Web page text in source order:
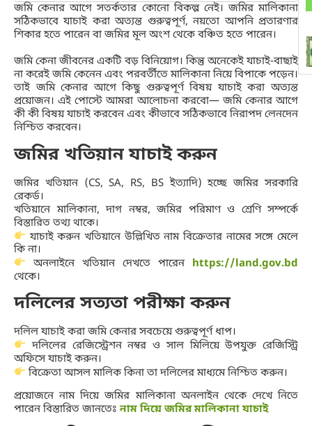
জমি কেনার আগে সতর্কতার কোনো বিকল্প নেই। জমির মালিকানা
সঠিকভাবে যাচাই করা অত্যন্ত গুরুত্বপূর্ণ, নয়তো আপনি প্রতারণার
শিকার হতে পারেন বা জমির মূল অংশ থেকে বঞ্চিত হতে পারেন।
জমি কেনা জীবনের একটি বড় বিনিয়োগ। কিন্তু অনেকেই যাচাই-বাছাই
না করেই জমি কেনেন এবং পরবর্তীতে মালিকানা নিয়ে বিপাকে পড়েন।
তাই জমি কেনার আগে কিছু গুরুত্বপূর্ণ বিষয় যাচাই করা অত্যন্ত
প্রয়োজন। এই পোস্টে আমরা আলোচনা করবো— জমি কেনার আগে
কী কী বিষয় যাচাই করবেন এবং কীভাবে সঠিকভাবে নিরাপদ লেনদেন
নিশ্চিত করবেন।
জমির খতিয়ান যাচাই করুন
জমির খতিয়ান (CS, SA, RS, BS ইত্যাদি) হচ্ছে জমির সরকারি
রেকর্ড।
খতিয়ানে মালিকানা, দাগ নম্বর, জমির পরিমাণ ও শ্রেণি সম্পর্কে
বিস্তারিত তথ্য থাকে।
যাচাই করুন খতিয়ানে উল্লিখিত নাম বিক্রেতার নামের সঙ্গে মেলে
কি না।
অনলাইনে খতিয়ান দেখতে পারেন https://land.gov.bd
থেকে।
দলিলের সত্যতা পরীক্ষা করুন
দলিল যাচাই করা জমি কেনার সবচেয়ে গুরুত্বপূর্ণ ধাপ।
দলিলের রেজিস্ট্রেশন নম্বর ও সাল মিলিয়ে উপযুক্ত রেজিস্ট্রি
অফিসে যাচাই করুন।
বিক্রেতা আসল মালিক কিনা তা দলিলের মাধ্যমে নিশ্চিত করুন।
প্রয়োজনে নাম দিয়ে জমির মালিকানা অনলাইন থেকে দেখে নিতে
পারেন বিস্তারিত জানতেঃনাম দিয়ে জমির মালিকানা যাচাই